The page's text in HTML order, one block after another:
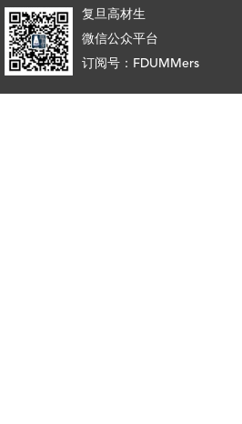
复旦高材生
微信公众平台
订阅号：FDUMMers